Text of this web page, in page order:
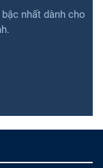
nhất dành cho